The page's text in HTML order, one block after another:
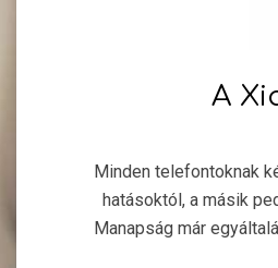
A
13
Minden telefontoknak
hatásoktól, a másik
Manapság már